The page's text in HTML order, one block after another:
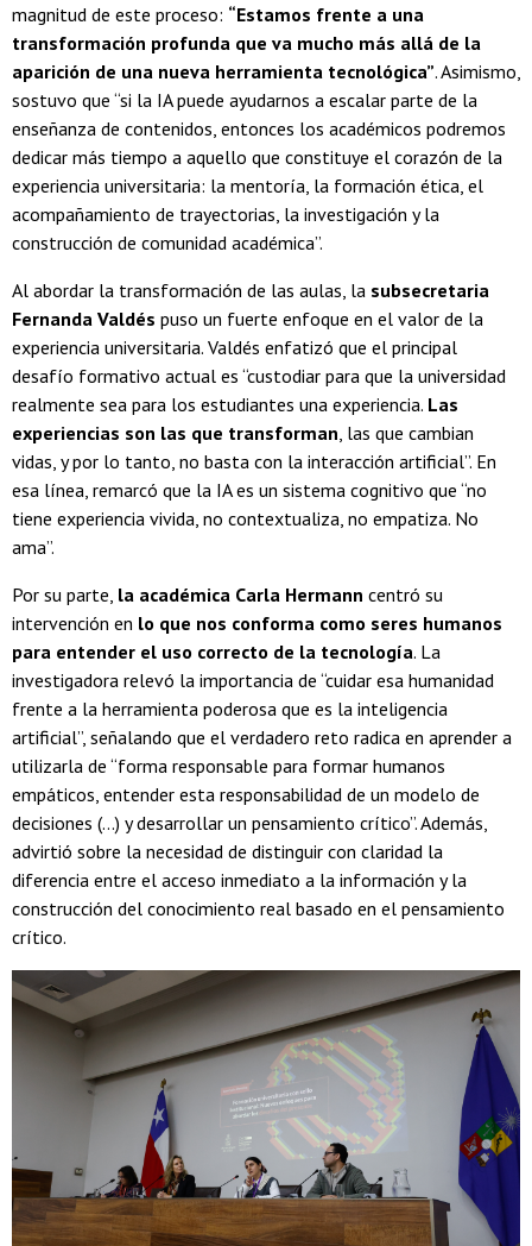
magnitud de este proceso: “Estamos frente a una
transformación profunda que va mucho más allá de la
aparición de una nueva herramienta tecnológica”. Asimismo,
sostuvo que “si la IA puede ayudarnos a escalar parte de la
enseñanza de contenidos, entonces los académicos podremos
dedicar más tiempo a aquello que constituye el corazón de la
experiencia universitaria: la mentoría, la formación ética, el
acompañamiento de trayectorias, la investigación y la
construcción de comunidad académica”.
Al abordar la transformación de las aulas, la subsecretaria
Fernanda Valdés puso un fuerte enfoque en el valor de la
experiencia universitaria. Valdés enfatizó que el principal
desafío formativo actual es “custodiar para que la universidad
realmente sea para los estudiantes una experiencia. Las
experiencias son las que transforman, las que cambian
vidas, y por lo tanto, no basta con la interacción artificial”. En
esa línea, remarcó que la IA es un sistema cognitivo que “no
tiene experiencia vivida, no contextualiza, no empatiza. No
ama”.
Por su parte, la académica Carla Hermann centró su
intervención en lo que nos conforma como seres humanos
para entender el uso correcto de la tecnología. La
investigadora relevó la importancia de “cuidar esa humanidad
frente a la herramienta poderosa que es la inteligencia
artificial”, señalando que el verdadero reto radica en aprender a
utilizarla de “forma responsable para formar humanos
empáticos, entender esta responsabilidad de un modelo de
decisiones (...) y desarrollar un pensamiento crítico”. Además,
advirtió sobre la necesidad de distinguir con claridad la
diferencia entre el acceso inmediato a la información y la
construcción del conocimiento real basado en el pensamiento
crítico.